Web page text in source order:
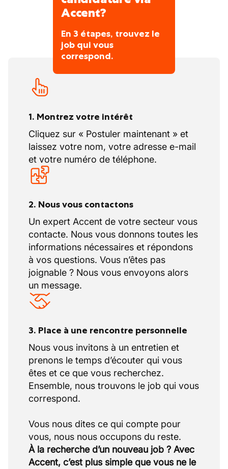
Accent?
En 3 étapes, trouvez le
job qui vous
correspond.
1. Montrez votre intérêt
Cliquez sur « Postuler maintenant » et
laissez votre nom, votre adresse e-mail
et votre numéro de téléphone.
2. Nous vous contactons
Un expert Accent de votre secteur vous
contacte. Nous vous donnons toutes les
informations nécessaires et répondons
à vos questions. Vous n’êtes pas
joignable ? Nous vous envoyons alors
un message.
3. Place à une rencontre personnelle
Nous vous invitons à un entretien et
prenons le temps d’écouter qui vous
êtes et ce que vous recherchez.
Ensemble, nous trouvons le job qui vous
correspond.
Vous nous dites ce qui compte pour
À la recherche d’un nouveau job ? Avec
Accent, c’est plus simple que vous ne le